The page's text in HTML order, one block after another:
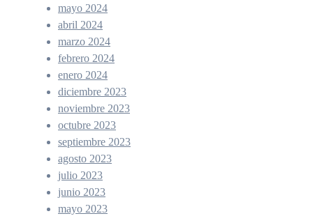
mayo 2024
abril 2024
marzo 2024
febrero 2024
enero 2024
diciembre 2023
noviembre 2023
octubre 2023
septiembre 2023
agosto 2023
julio 2023
junio 2023
mayo 2023